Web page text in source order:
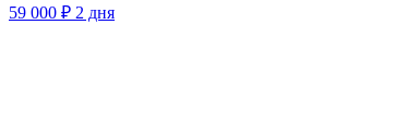
59 000 ₽ 2 дня